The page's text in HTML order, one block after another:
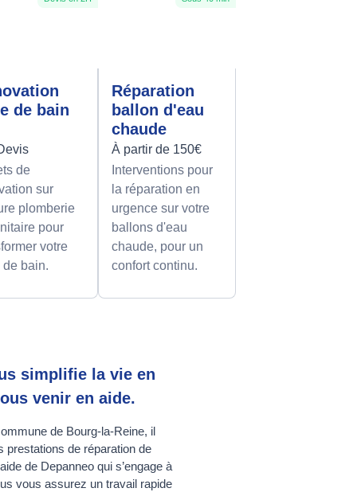
de bain
de
sur
plomberie
pour
votre
de bain.
Réparation
ballon d'eau
chaude
À partir de 150€
Interventions pour
la réparation en
urgence sur votre
ballons d'eau
chaude, pour un
confort continu.
simplifie la vie en
venir en aide.
de Bourg-la-Reine, il
prestations de réparation de
de Depanneo qui s’engage à
vous assurez un travail rapide